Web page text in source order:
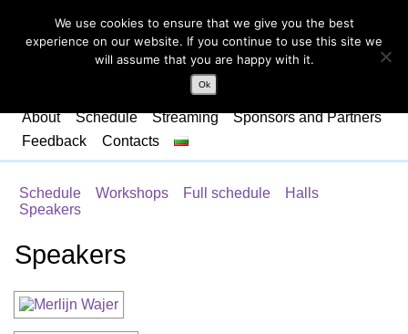
About Schedule Streaming
Sponsors and Partners
Feedback
Contacts
Schedule Workshops Full schedule
Halls
Speakers
Speakers
We use cookies to ensure that we give you the best
experience on our website. If you continue to use this site we
will assume that you are happy with it.
Ok